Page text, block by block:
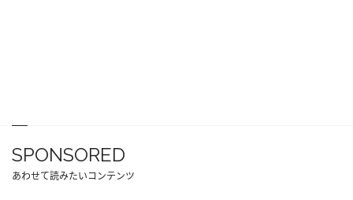
SPONSORED
あわせて読みたいコンテンツ